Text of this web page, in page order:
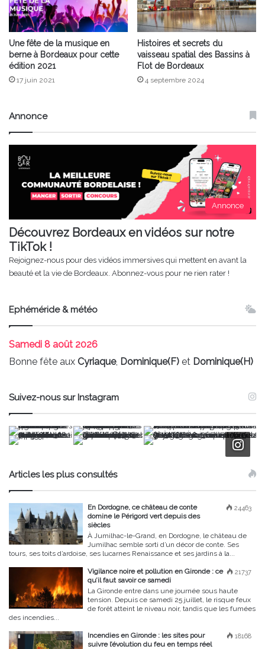
Une fête de la musique en
berne à Bordeaux pour cette
édition 2021
17 juin 2021
Histoires et secrets du
vaisseau spatial des Bassins à
Flot de Bordeaux
4 septembre 2024
Annonce
Annonce
Découvrez Bordeaux en vidéos sur notre
TikTok !
Rejoignez-nous pour des vidéos immersives qui mettent en avant la
beauté et la vie de Bordeaux. Abonnez-vous pour ne rien rater !
Ephéméride & météo
Samedi 8 août 2026
Bonne fête aux Cyriaque, Dominique(F) et Dominique(H)
Suivez-nous sur Instagram
Articles les plus consultés
24463
En Dordogne, ce château de conte
domine le Périgord vert depuis des
siècles
À Jumilhac-le-Grand, en Dordogne, le château de
Jumilhac semble sorti d’un décor de conte. Ses
tours, ses toits d’ardoise, ses lucarnes Renaissance et ses jardins à la...
21737
Vigilance noire et pollution en Gironde : ce
qu’il faut savoir ce samedi
La Gironde entre dans une journée sous haute
tension. Depuis ce samedi 25 juillet, le risque feux
de forêt atteint le niveau noir, tandis que les fumées
des incendies...
18168
Incendies en Gironde : les sites pour
suivre l’évolution du feu en temps réel